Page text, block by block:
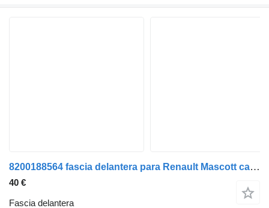
8200188564 fascia delantera para Renault Mascott camión
40 €
Fascia delantera